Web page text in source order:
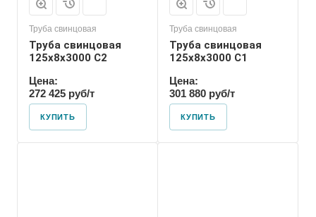
Труба свинцовая
Труба свинцовая
125x8x3000 С2
Цена:
272 425 руб/т
КУПИТЬ
Труба свинцовая
Труба свинцовая
125x8x3000 С1
Цена:
301 880 руб/т
КУПИТЬ